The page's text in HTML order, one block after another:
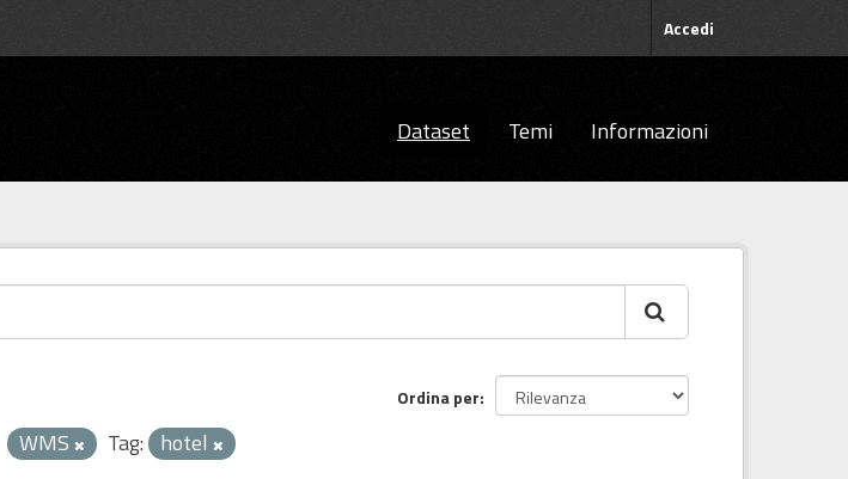
Accedi
Dataset Temi Informazioni
Ordina per
WMS Tag: hotel